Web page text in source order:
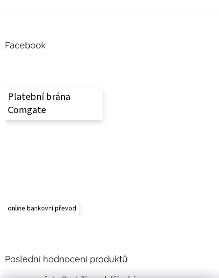
v
Facebook
Platební brána
Comgate
online bankovní převod
Poslední hodnocení produktů